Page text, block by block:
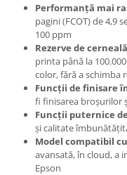
Performanţă mai
pagini (FCOT) de 4,9
100 ppm
Rezerve de
printa până la
color, fără a schimba
Funcţii de finisare
fi finisarea broşurilor
Funcţii puternice
şi calitate
Model compatibil
avansată, în cloud, a
Epson